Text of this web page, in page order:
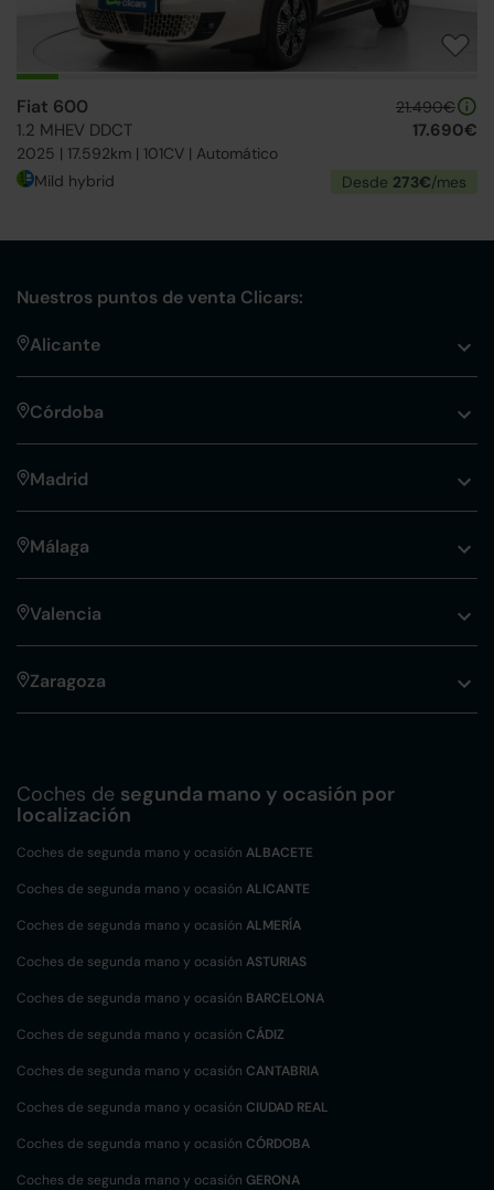
Fiat 600
1.2 MHEV DDCT
2025 | 17.592km | 101CV | Automático
21.490€
17.690€
Mild hybrid Desde 273€/mes
Nuestros puntos de venta Clicars:
Alicante
Córdoba
Madrid
Málaga
Valencia
Zaragoza
Coches de segunda mano y ocasión por
localización
Coches de segunda mano y ocasión ALBACETE
Coches de segunda mano y ocasión ALICANTE
Coches de segunda mano y ocasión ALMERÍA
Coches de segunda mano y ocasión ASTURIAS
Coches de segunda mano y ocasión BARCELONA
Coches de segunda mano y ocasión CÁDIZ
Coches de segunda mano y ocasión CANTABRIA
Coches de segunda mano y ocasión CIUDAD REAL
Coches de segunda mano y ocasión CÓRDOBA
Coches de segunda mano y ocasión GERONA